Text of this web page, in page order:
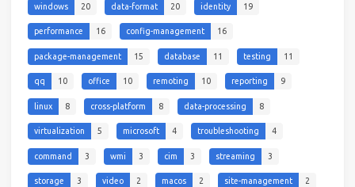
windows 20 data-format 20 identity 19
performance 16 config-management 16
package-management 15 database 11 testing 11
qq 10 office 10 remoting 10 reporting 9
linux 8 cross-platform 8 data-processing 8
virtualization 5 microsoft 4 troubleshooting 4
command 3 wmi 3 cim 3 streaming 3
storage 3 video 2 macos 2 site-management 2